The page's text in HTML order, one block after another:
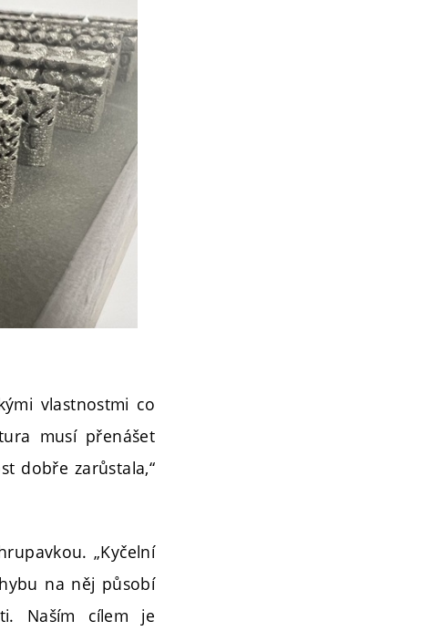
vlastnostmi co
musí přenášet
dobře zarůstala,“
„Kyčelní
na něj působí
Naším cílem je